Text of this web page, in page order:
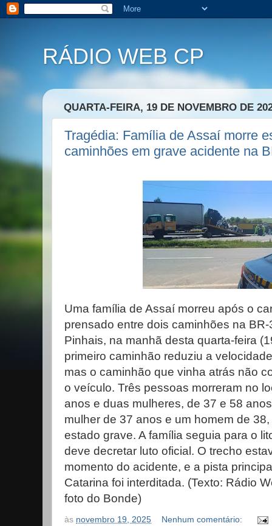
RÁDIO WEB CP
QUARTA-FEIRA, 19 DE NOVEMBRO DE
Tragédia: Família de Assaí morre
caminhões em grave acidente na
Uma família de Assaí morreu após o
prensado entre dois caminhões na
Pinhais, na manhã desta quarta-feira
primeiro caminhão reduziu a
mas o caminhão que vinha atrás não
o veículo. Três pessoas morreram no
anos e duas mulheres, de 37 e 58
mulher de 37 anos e um homem de
estado grave. A família seguia para o
deve decretar luto oficial. O trecho
momento do acidente, e a pista
Catarina foi interditada. (Texto: Rádio
foto do Bonde)
às novembro 19, 2025 Nenhum comentário: